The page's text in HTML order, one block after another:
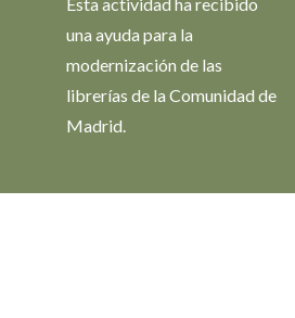
una ayuda para la
modernización de las
librerías de la Comunidad de
Madrid.